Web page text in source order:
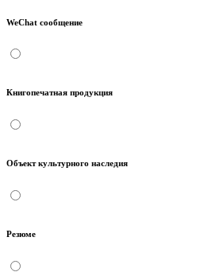
WeChat сообщение
Книгопечатная продукция
Объект культурного наследия
Резюме